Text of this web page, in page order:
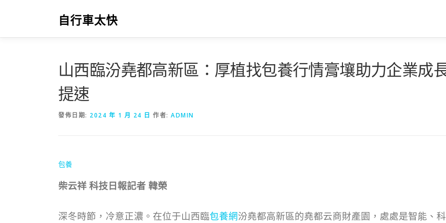
要
自行車太快
山西臨汾堯都高新區：厚植找包養行情膏壤助力企業成
提速
發佈日期: 2024 年 1 月 24 日 作者: ADMIN
包養
柴云祥 科技日報記者 韓榮
深冬時節，冷意正濃。在位于山西臨包養網汾堯都高新區的堯都云商財產園，處處是智能、科